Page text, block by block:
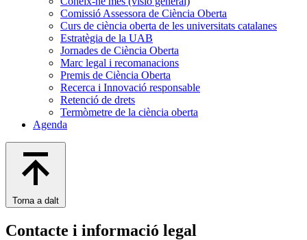
Comissió Assessora de Ciència Oberta
Curs de ciència oberta de les universitats catalanes
Estratègia de la UAB
Jornades de Ciència Oberta
Marc legal i recomanacions
Premis de Ciència Oberta
Recerca i Innovació responsable
Retenció de drets
Termòmetre de la ciència oberta
Agenda
Torna a dalt
Contacte i informació legal